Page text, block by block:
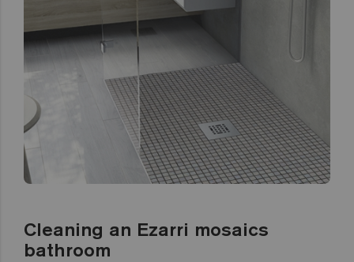
Cleaning an Ezarri mosaics
bathroom